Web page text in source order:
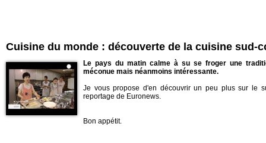
Cuisine du monde : découverte de la cuisine sud-
Le pays du matin calme à su se froger une
méconue mais néanmoins intéressante.
Je vous propose d'en découvrir un peu plus sur le
reportage de Euronews.
Bon appétit.